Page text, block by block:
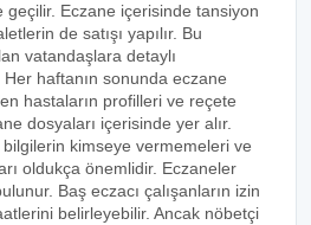
geçilir. Eczane içerisinde tansiyon
de satışı yapılır. Bu
vatandaşlara detaylı
Her haftanın sonunda eczane
hastaların profilleri ve reçete
dosyaları içerisinde yer alır.
kimseye vermemeleri ve
oldukça önemlidir. Eczaneler
Baş eczacı çalışanların izin
belirleyebilir. Ancak nöbetçi